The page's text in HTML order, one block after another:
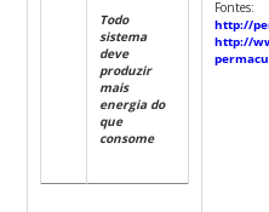
Todo
sistema
deve
produzir
mais
energia do
que
consome
Fontes:
http://
http://